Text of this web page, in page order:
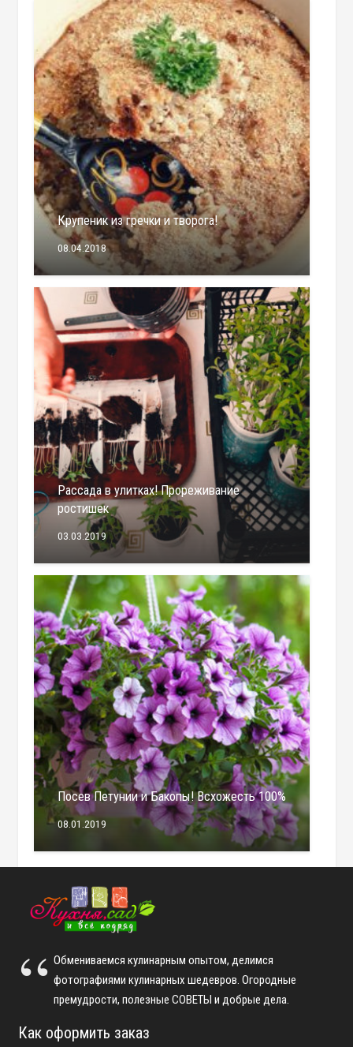
Крупеник из гречки и творога!
08.04.2018
Рассада в улитках! Прореживание
ростишек
03.03.2019
Посев Петунии и Бакопы! Всхожесть 100%
08.01.2019
Обмениваемся кулинарным опытом, делимся
фотографиями кулинарных шедевров. Огородные
премудрости, полезные СОВЕТЫ и добрые дела.
Как оформить заказ